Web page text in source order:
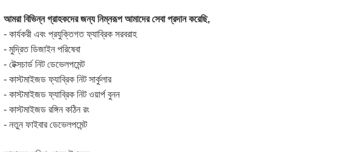
আমরা বিভিন্ন গ্রাহকদের জন্য নিম্নরূপ আমাদের সেবা প্রদান করেছি,
- কার্যকরী এবং প্রযুক্তিগত ফ্যাব্রিক সরবরাহ
- মুদ্রিত ডিজাইন পরিষেবা
- টেক্সচার্ড নিট ডেভেলপমেন্ট
- কাস্টমাইজড ফ্যাব্রিক নিট সার্কুলার
- কাস্টমাইজড ফ্যাব্রিক নিট ওয়ার্প বুনন
- কাস্টমাইজড রঙ্গিন কঠিন রং
- নতুন ফাইবার ডেভেলপমেন্ট